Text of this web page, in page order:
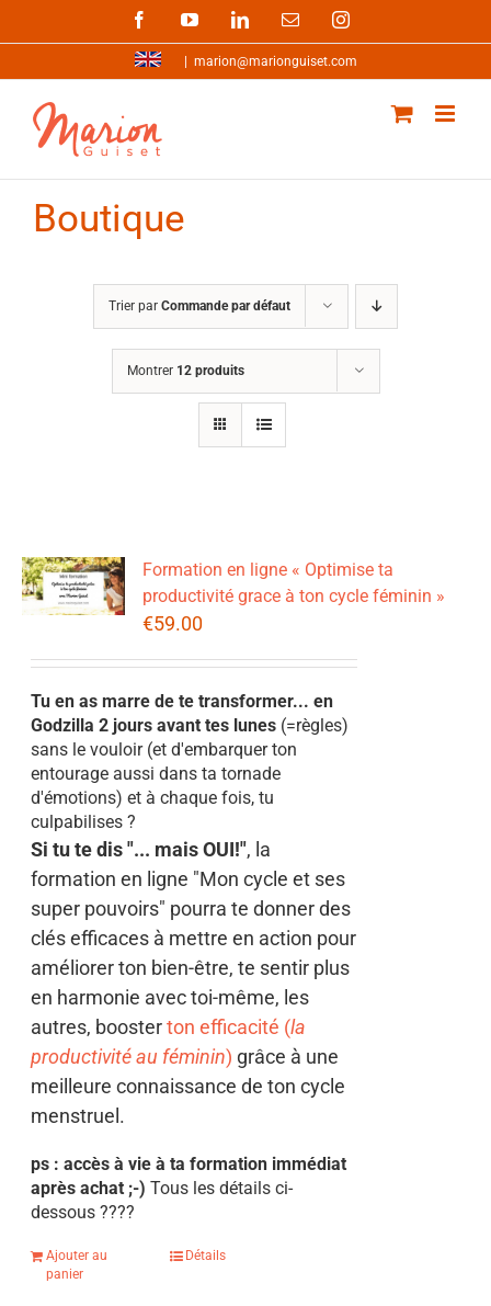
FacebookYouTubeLinkedInEmail Instagram
marion@marionguiset.com
Boutique
Trier par Commande par défaut
Montrer 12 produits
Formation en ligne « Optimise ta
productivité grace à ton cycle féminin »
€59.00
Tu en as marre de te transformer... en
Godzilla 2 jours avant tes lunes (=règles)
sans le vouloir (et d'embarquer ton
entourage aussi dans ta tornade
d'émotions) et à chaque fois, tu
culpabilises ?
Si tu te dis "... mais OUI!", la
formation en ligne "Mon cycle et ses
super pouvoirs" pourra te donner des
clés efficaces à mettre en action pour
améliorer ton bien-être, te sentir plus
en harmonie avec toi-même, les
autres, boosterton efficacité (la
productivité au féminin) grâce à une
meilleure connaissance de ton cycle
menstruel.
ps : accès à vie à ta formation immédiat
après achat ;-)Tous les détails ci-
dessous????
Ajouter au
panier
Détails